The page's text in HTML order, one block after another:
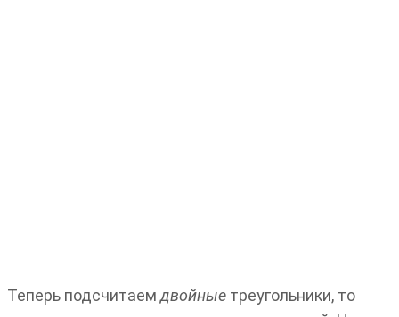
Теперь подсчитаемдвойные треугольники, то